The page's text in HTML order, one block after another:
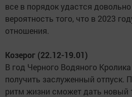
все в порядок удастся
вероятность того, что в 2023
отношения.
Козерог (22.12-19.01)
В год Черного Водяного
получить заслуженный отпуск.
ритм жизни сможет дать новый